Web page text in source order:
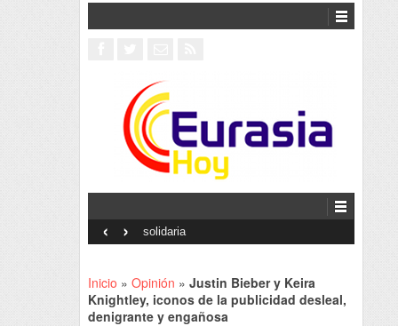
Interventionism estatal
‹ ›
Inicio » Opinión » Justin Bieber y Keira
Knightley, iconos de la publicidad desleal,
denigrante y engañosa